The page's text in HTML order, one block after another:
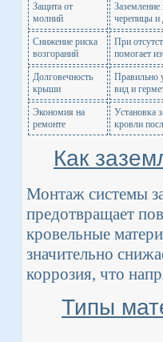
Защита от
молний
черепицы и
Снижение риска
возгораний
При
помогает
Долговечность
крыши
Правильно
вид и
Экономия на
ремонте
Установка
кровли
Как
Монтаж системы
предотвращает
кровельные
значительно
коррозия, что
Типы